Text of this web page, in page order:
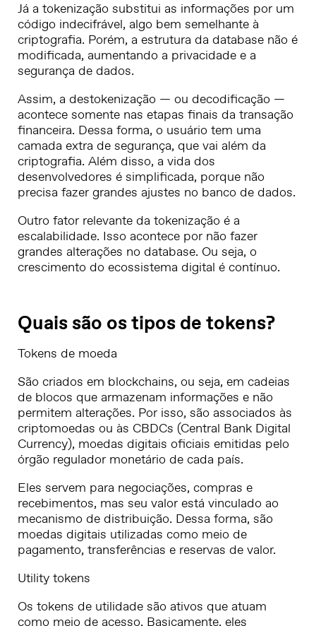
Já a tokenização substitui as informações por um
código indecifrável, algo bem semelhante à
criptografia. Porém, a estrutura da database não é
modificada, aumentando a privacidade e a
segurança de dados.
Assim, a destokenização — ou decodificação —
acontece somente nas etapas finais da transação
financeira. Dessa forma, o usuário tem uma
camada extra de segurança, que vai além da
criptografia. Além disso, a vida dos
desenvolvedores é simplificada, porque não
precisa fazer grandes ajustes no banco de dados.
Outro fator relevante da tokenização é a
escalabilidade. Isso acontece por não fazer
grandes alterações no database. Ou seja, o
crescimento do ecossistema digital é contínuo.
Quais são os tipos de tokens?
Tokens de moeda
São criados em blockchains, ou seja, em cadeias
de blocos que armazenam informações e não
permitem alterações. Por isso, são associados às
criptomoedas ou às CBDCs (Central Bank Digital
Currency), moedas digitais oficiais emitidas pelo
órgão regulador monetário de cada país.
Eles servem para negociações, compras e
recebimentos, mas seu valor está vinculado ao
mecanismo de distribuição. Dessa forma, são
moedas digitais utilizadas como meio de
pagamento, transferências e reservas de valor.
Utility tokens
Os tokens de utilidade são ativos que atuam